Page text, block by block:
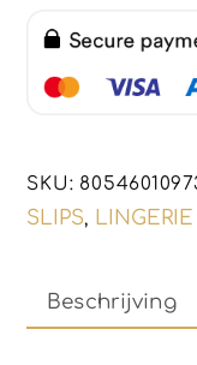
-
slip
in
Maat
38/
SKU:
SLIPS, LINGERIE
Beschrijving